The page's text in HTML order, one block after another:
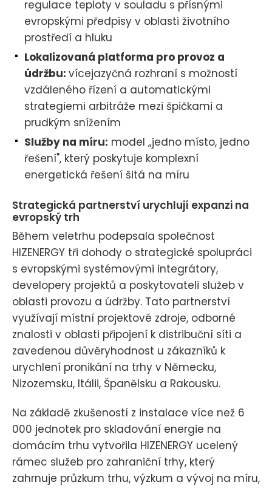
regulace teploty v souladu s přísnými
evropskými předpisy v oblasti životního
prostředí a hluku
Lokalizovaná platforma pro provoz a
údržbu: vícejazyčná rozhraní s možností
vzdáleného řízení a automatickými
strategiemi arbitráže mezi špičkami a
prudkým snížením
Služby na míru: model „jedno místo, jedno
řešení", který poskytuje komplexní
energetická řešení šitá na míru
Strategická partnerství urychlují expanzi na
evropský trh
Během veletrhu podepsala společnost
HIZENERGY tři dohody o strategické spolupráci
s evropskými systémovými integrátory,
developery projektů a poskytovateli služeb v
oblasti provozu a údržby. Tato partnerství
využívají místní projektové zdroje, odborné
znalosti v oblasti připojení k distribuční síti a
zavedenou důvěryhodnost u zákazníků k
urychlení pronikání na trhy v Německu,
Nizozemsku, Itálii, Španělsku a Rakousku.
Na základě zkušeností z instalace více než 6
000 jednotek pro skladování energie na
domácím trhu vytvořila HIZENERGY ucelený
rámec služeb pro zahraniční trhy, který
zahrnuje průzkum trhu, výzkum a vývoj na míru,